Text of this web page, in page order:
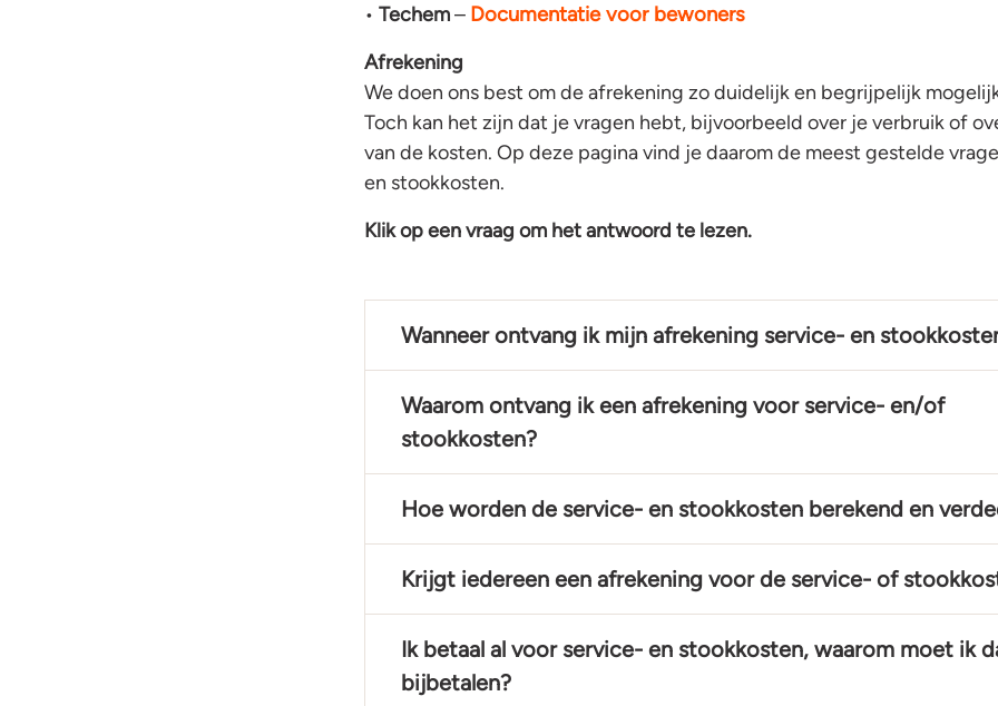
• Techem– Documentatie voor bewoners
Afrekening
We doen ons best om de afrekening zo duidelijk en begrijpelijk
Toch kan het zijn dat je vragen hebt, bijvoorbeeld over je verbruik of
van de kosten. Op deze pagina vind je daarom de meest gestelde
en stookkosten.
Klik op een vraag om het antwoord te lezen.
Wanneer ontvang ik mijn afrekening service- en
Waarom ontvang ik een afrekening voor service- en/of
stookkosten?
Hoe worden de service- en stookkosten berekend en
Krijgt iedereen een afrekening voor de service- of
Ik betaal al voor service- en stookkosten, waarom moet ik
bijbetalen?